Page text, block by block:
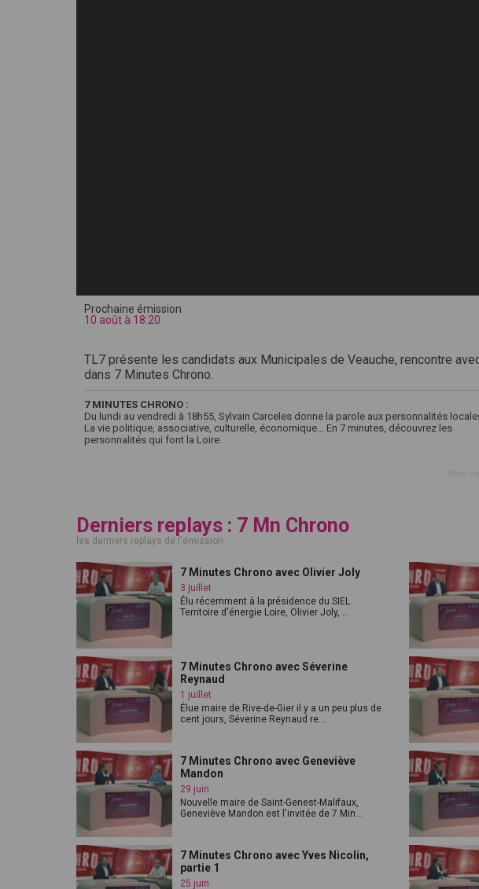
Prochaine émission
10 août à 18:20
TL7 présente les candidats aux Municipales de Veauche, rencontre
dans 7 Minutes Chrono.
7 MINUTES CHRONO :
Du lundi au vendredi à 18h55, Sylvain Carceles donne la parole aux personnalités
La vie politique, associative, culturelle, économique… En 7 minutes, découvrez les
personnalités qui font la Loire.
Derniers replays : 7 Mn Chrono
les derniers replays de l'émission
7 Minutes Chrono avec Olivier Joly
3 juillet
Élu récemment à la présidence du SIEL
Territoire d'énergie Loire, Olivier Joly, ...
7 Minutes Chrono avec Séverine
Reynaud
1 juillet
Élue maire de Rive-de-Gier il y a un peu plus de
cent jours, Séverine Reynaud re...
7 Minutes Chrono avec Geneviève
Mandon
29 juin
Nouvelle maire de Saint-Genest-Malifaux,
Geneviève Mandon est l'invitée de 7 Min...
7 Minutes Chrono avec Yves Nicolin,
partie 1
25 juin